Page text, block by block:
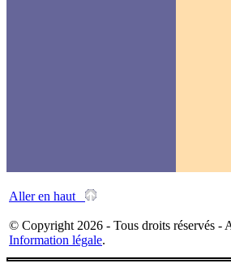
Aller en haut
© Copyright 2026 - Tous droits réservés -
Information légale.